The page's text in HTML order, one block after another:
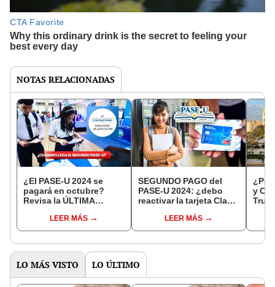
NOTAS RELACIONADAS
¿El PASE-U 2024 se
pagará en octubre?
Revisa la ÚLTIMA
Meduca en Panamá
LEER MÁS
SEGUNDO PAGO del
PASE-U 2024: ¿debo
reactivar la tarjeta Clave
desembolso?
LEER MÁS
¿Por
y
LO MÁS VISTO LO ÚLTIMO